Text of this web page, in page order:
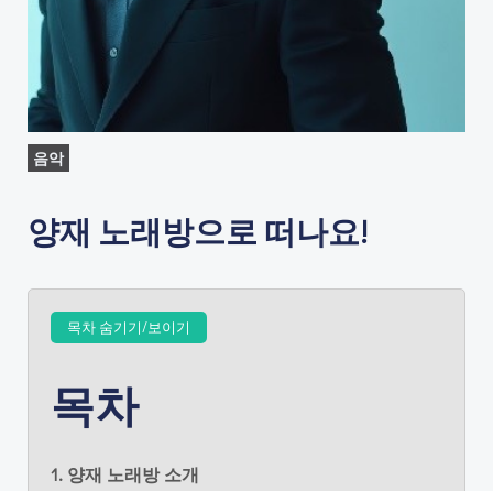
음악
양재 노래방으로 떠나요!
목차 숨기기/보이기
목차
1. 양재 노래방 소개